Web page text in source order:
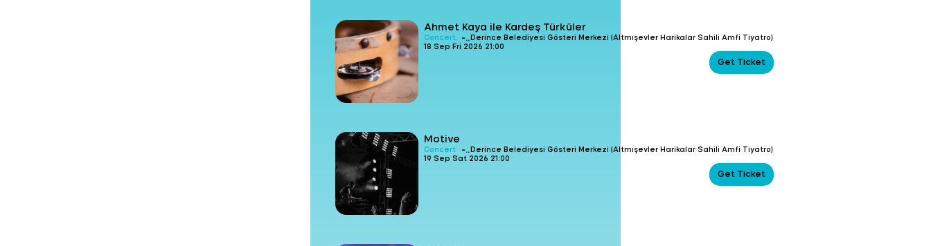
Ahmet Kaya ile Kardeş Türküler
Concert -Derince Belediyesi Gösteri Merkezi (Altmışevler Harikalar Sahili Amfi Tiyatro)
18 Sep Fri 2026 21:00
Get Ticket
Motive
Concert -Derince Belediyesi Gösteri Merkezi (Altmışevler Harikalar Sahili Amfi Tiyatro)
19 Sep Sat 2026 21:00
Get Ticket